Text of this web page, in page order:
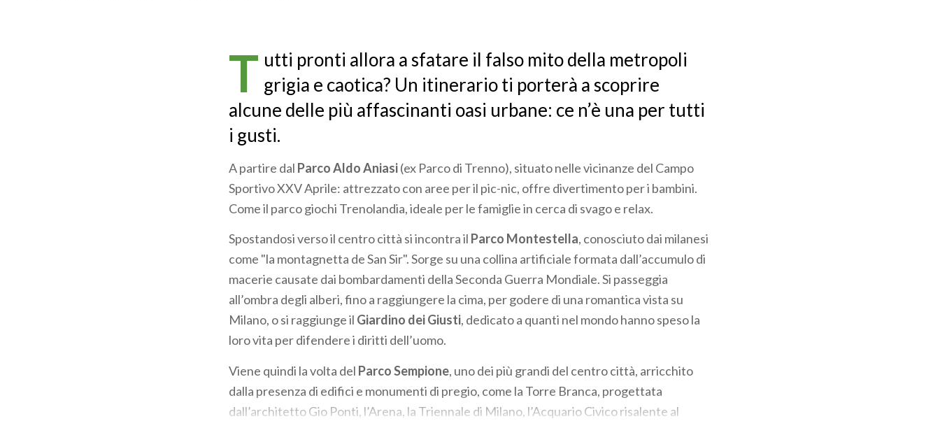
T utti pronti allora a sfatare il falso mito della metropoli
grigia e caotica? Un itinerario ti porterà a scoprire
alcune delle più affascinanti oasi urbane: ce n’è una per tutti
i gusti.
A partire dal Parco Aldo Aniasi(ex Parco di Trenno), situato nelle vicinanze del Campo
Sportivo XXV Aprile: attrezzato con aree per il pic-nic, offre divertimento per i bambini.
Come il parco giochi Trenolandia, ideale per le famiglie in cerca di svago e relax.
Spostandosi verso il centro città si incontra il Parco Montestella, conosciuto dai milanesi
come "la montagnetta de San Sir". Sorge su una collina artificiale formata dall’accumulo di
macerie causate dai bombardamenti della Seconda Guerra Mondiale. Si passeggia
all’ombra degli alberi, fino a raggiungere la cima, per godere di una romantica vista su
Milano, o si raggiunge il Giardino dei Giusti, dedicato a quanti nel mondo hanno speso la
loro vita per difendere i diritti dell’uomo.
Viene quindi la volta del Parco Sempione, uno dei più grandi del centro città, arricchito
dalla presenza di edifici e monumenti di pregio, come la Torre Branca, progettata
dall’architetto Gio Ponti, l’Arena, la Triennale di Milano, l’Acquario Civico risalente al